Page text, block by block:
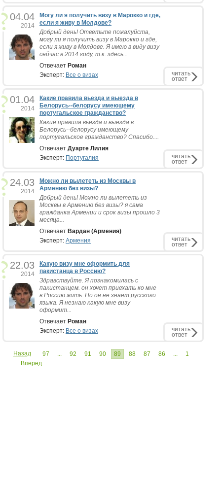
04.04
2014
Могу ли я получить визу в Марокко и где,
если я живу в Молдове?
Добрый день! Ответьте пожалуйста,
могу ли я получить визу в Марокко и где,
если я живу в Молдове. Я имею в виду визу
сейчас в 2014 году, т.к. здесь...
Отвечает Роман
Эксперт: Все о визах читать
ответ
01.04
2014
Какие правила вьезда и выезда в
Белорусь--белорусу имеющему
португальское гражданство?
Какие правила вьезда и выезда в
Белорусь--белорусу имеющему
португальское гражданство? Спасибо....
Отвечает Дуарте Лилия
Эксперт: Португалия читать
ответ
24.03
2014
Можно ли вылететь из Москвы в
Армению без визы?
Добрый день! Можно ли вылететь из
Москвы в Армению без визы? я сама
гражданка Армении и срок визы прошло 3
месяца...
Отвечает Вардан (Армения)
Эксперт: Армения читать
ответ
22.03
2014
Какую визу мне оформить для
пакистанца в Россию?
Здравствуйте. Я познакомилась с
пакистанцем. он хочет приехать ко мне
в Россию жить. Но он не знает русского
языка. Я незнаю какую мне визу
оформит...
Отвечает Роман
Эксперт: Все о визах читать
ответ
Назад 97 ... 92 91 90 89 88 87 86 ...
1
Вперед